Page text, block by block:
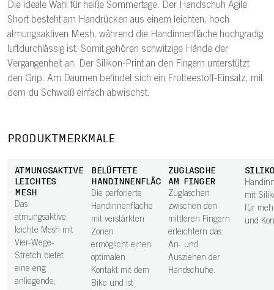
Die ideale Wahl für heiße Sommertage. Der Handschuh Agile
Short besteht am Handrücken aus einem leichten, hoch
atmungsaktiven Mesh, während die Handinnenfläche hochgradig
luftdurchlässig ist. Somit gehören schwitzige Hände der
Vergangenheit an. Der Silikon-Print an den Fingern unterstützt
den Grip. Am Daumen befindet sich ein Frotteestoff-Einsatz, mit
dem du Schweiß einfach abwischst.
PRODUKTMERKMALE
ATMUNGSAKTIVES,
LEICHTES
MESH
Das
atmungsaktive,
leichte Mesh mit
Vier-Wege-
Stretch bietet
eine eng
anliegende,
BELÜFTETE
HANDINNENFLÄCHE
Die perforierte
Handinnenfläche
mit verstärkten
Zonen
ermöglicht einen
optimalen
Kontakt mit dem
Bike und ist
ZUGLASCHE
AM FINGER
Zuglaschen
zwischen den
mittleren Fingern
erleichtern das
An- und
Ausziehen der
Handschuhe.
mit
für
und